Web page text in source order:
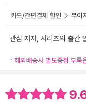
카드/간편결제 할인 무이
관심 저자, 시리즈의 출간
해외배송시 별도증정 부록